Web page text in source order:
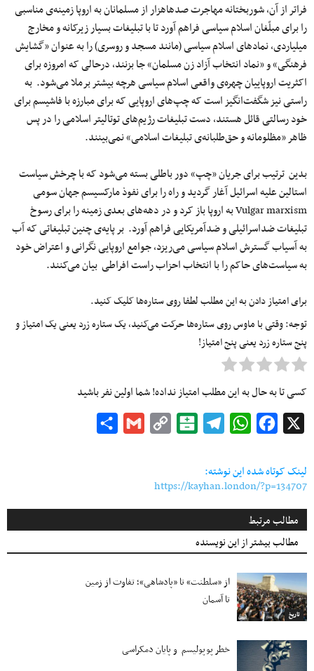
فراتر از آن، شوربختانه مهاجرت صدهاهزار از مسلمانان به اروپا زمینه‌ی مناسبی
را برای مبلّغان اسلام سیاسی فراهم آورد تا با تبلیغات بسیار زیرکانه و مخارج
میلیاردی، نمادهای اسلام سیاسی (مانند مسجد و روسری) را به عنوان «گشایش
فرهنگی» و «نماد انتخاب آزاد زن مسلمان» جا بزنند، درحالی که امروزه برای
اکثریت اروپاییان چهر‌ه‌ی واقعی اسلام سیاسی هرچه بیشتر برملا می‌شود. به
راستی نیز شگفت‌انگیز است که چپ‌های اروپایی که برای مبارزه با فاشیسم برای
خود رسالتی قائل هستند، دست تبلیغات رژیم‌های توتالیتر اسلامی را در پس
ظاهر «مظلومانه و حق‌طلبانه‌ی تبلیغات اسلامی» نمی‌بینند.
بدین ترتیب برای جریان «چپ» دور باطلی بسته می‌شود که با چرخش سیاست
استالین علیه اسرائیل آغار گردید و راه را برای نفوذ مارکسیسم جهان سومی
‌Vulgar marxism به اروپا باز کرد و در دهه‌های بعدی زمینه را برای رسوخ
تبلیغات ضداسرائیلی و ضدآمریکایی فراهم آورد. بر پایه‌ی چنین تبلیغاتی که آب
به آسیاب گسترش اسلام سیاسی می‌ریزد، جوامع اروپایی نگرانی و اعتراض خود
به سیاست‌های حاکم را با انتخاب احزاب راست افراطی بیان می‌کنند.
برای امتیاز دادن به این مطلب لطفا روی ستاره‌ها کلیک کنید.
توجه: وقتی با ماوس روی ستاره‌ها حرکت می‌کنید، یک ستاره زرد یعنی یک امتیاز و
پنج ستاره زرد یعنی پنج امتیاز!
کسی تا به حال به این مطلب امتیاز نداده! شما اولین نفر باشید
Facebook
WhatsApp
Telegram
Balatarin
Copy
Gmail
لینک کوتاه شده این نوشته:
https://kayhan.london/?p=134707
مطالب مرتبط
مطالب بیشتر از این نویسنده
تاریخ
از «سلطنت» تا «پادشاهی»؛ تفاوت از زمین
تا آسمان
خطر پوپولیسم و پایان دمکراسی